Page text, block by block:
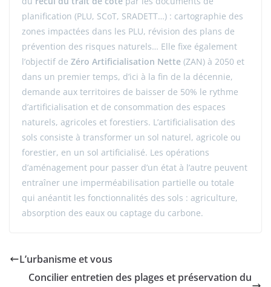
planification (PLU, SCoT, SRADETT…) : cartographie des
zones impactées dans les PLU, révision des plans de
prévention des risques naturels… Elle fixe également
l’objectif de Zéro Artificialisation Nette (ZAN) à 2050 et
dans un premier temps, d’ici à la fin de la décennie,
demande aux territoires de baisser de 50% le rythme
d’artificialisation et de consommation des espaces
naturels, agricoles et forestiers. L’artificialisation des
sols consiste à transformer un sol naturel, agricole ou
forestier, en un sol artificialisé. Les opérations
d’aménagement pour passer d’un état à l’autre peuvent
entraîner une imperméabilisation partielle ou totale
qui anéantit les fonctionnalités des sols : agriculture,
absorption des eaux ou captage du carbone.
L’urbanisme et vous
Concilier entretien des plages et préservation du